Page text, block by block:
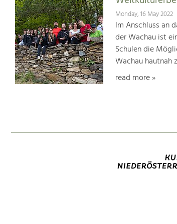
Monday, 16 May 2022
Im Anschluss an
der Wachau ist
Schulen die
Wachau hautnah
read more »